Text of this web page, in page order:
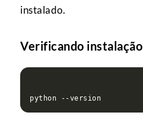
instalado.
Verificando instalação